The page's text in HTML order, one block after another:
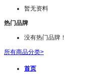
暂无资料
热门品牌
没有热门品牌！
所有商品分类>
首页